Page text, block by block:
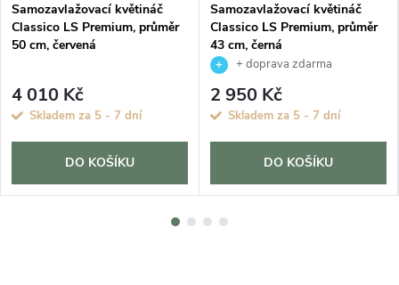
Samozavlažovací květináč
Classico LS Premium, průměr
50 cm, červená
4 010 Kč
Skladem za 5 - 7 dní
DO KOŠÍKU
Samozavlažovací květináč
Classico LS Premium, průměr
43 cm, černá
+ doprava zdarma
2 950 Kč
Skladem za 5 - 7 dní
DO KOŠÍKU